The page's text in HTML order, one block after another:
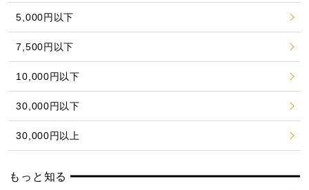
5,000円以下
7,500円以下
10,000円以下
30,000円以下
30,000円以上
もっと知る